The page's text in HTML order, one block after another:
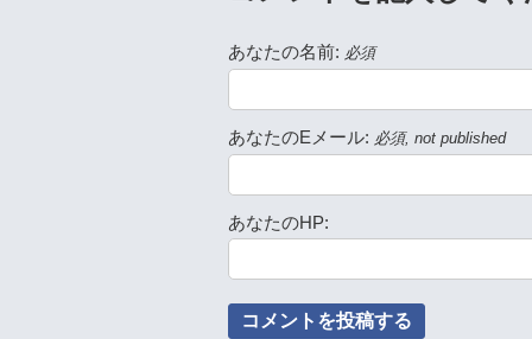
あなたの名前: 必須
あなたのEメール: 必須, not published
あなたのHP: